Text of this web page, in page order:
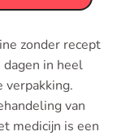
zonder recept
in heel
verpakking.
van
medicijn is een